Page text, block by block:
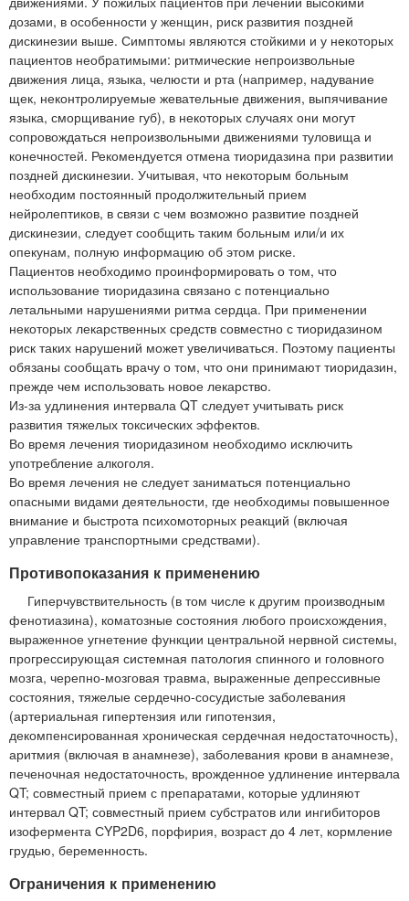
дозами, в особенности у женщин, риск развития поздней
дискинезии выше. Симптомы являются стойкими и у некоторых
пациентов необратимыми: ритмические непроизвольные
движения лица, языка, челюсти и рта (например, надувание
щек, неконтролируемые жевательные движения, выпячивание
языка, сморщивание губ), в некоторых случаях они могут
сопровождаться непроизвольными движениями туловища и
конечностей. Рекомендуется отмена тиоридазина при развитии
поздней дискинезии. Учитывая, что некоторым больным
необходим постоянный продолжительный прием
нейролептиков, в связи с чем возможно развитие поздней
дискинезии, следует сообщить таким больным или/и их
опекунам, полную информацию об этом риске.
Пациентов необходимо проинформировать о том, что
использование тиоридазина связано с потенциально
летальными нарушениями ритма сердца. При применении
некоторых лекарственных средств совместно с тиоридазином
риск таких нарушений может увеличиваться. Поэтому пациенты
обязаны сообщать врачу о том, что они принимают тиоридазин,
прежде чем использовать новое лекарство.
Из-за удлинения интервала QT следует учитывать риск
развития тяжелых токсических эффектов.
Во время лечения тиоридазином необходимо исключить
употребление алкоголя.
Во время лечения не следует заниматься потенциально
опасными видами деятельности, где необходимы повышенное
внимание и быстрота психомоторных реакций (включая
управление транспортными средствами).
Противопоказания к применению
Гиперчувствительность (в том числе к другим производным
фенотиазина), коматозные состояния любого происхождения,
выраженное угнетение функции центральной нервной системы,
прогрессирующая системная патология спинного и головного
мозга, черепно-мозговая травма, выраженные депрессивные
состояния, тяжелые сердечно-сосудистые заболевания
(артериальная гипертензия или гипотензия,
декомпенсированная хроническая сердечная недостаточность),
аритмия (включая в анамнезе), заболевания крови в анамнезе,
печеночная недостаточность, врожденное удлинение интервала
QT; совместный прием с препаратами, которые удлиняют
интервал QT; совместный прием субстратов или ингибиторов
изофермента СYP2D6, порфирия, возраст до 4 лет, кормление
грудью, беременность.
Ограничения к применению